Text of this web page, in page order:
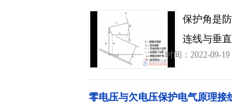
保护角是
连线与垂
时间：2022-09-19
零电压与欠电压保护电气原理接